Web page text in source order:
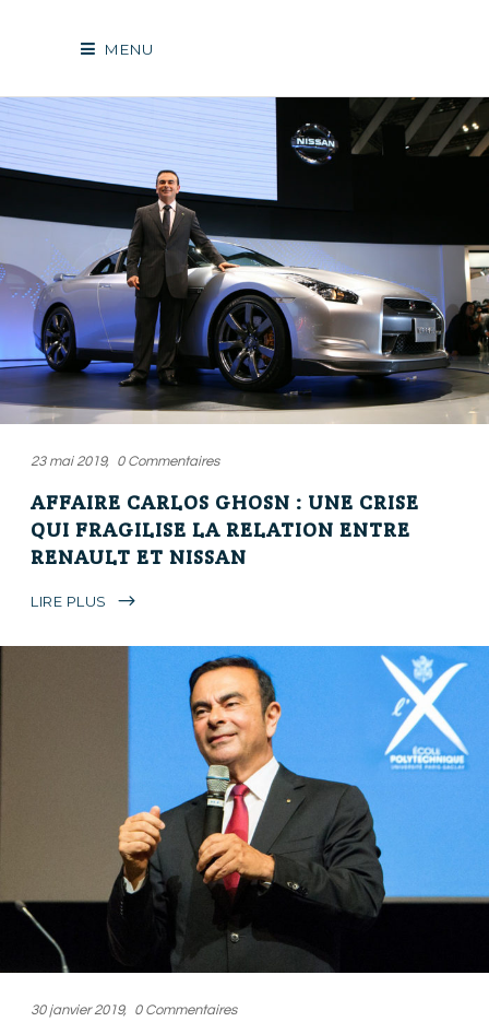
MENU
23 mai 2019 0 Commentaires
AFFAIRE CARLOS GHOSN : UNE CRISE
QUI FRAGILISE LA RELATION ENTRE
RENAULT ET NISSAN
LIRE PLUS
30 janvier 2019 0 Commentaires